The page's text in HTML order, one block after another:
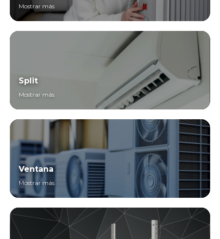
Mostrar más
Split
Mostrar más
Ventana
Mostrar más